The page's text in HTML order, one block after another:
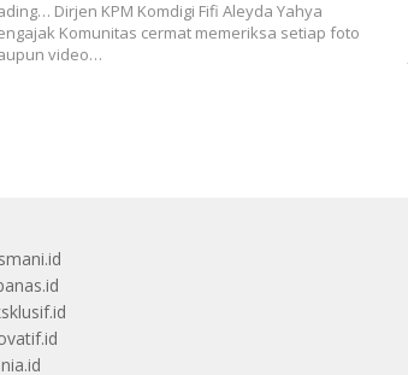
Dirjen KPM Komdigi Fifi Aleyda Yahya
Komunitas cermat memeriksa setiap foto
video…